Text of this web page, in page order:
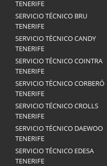
TENERIFE
SERVICIO TÉCNICO BRU
TENERIFE
SERVICIO TÉCNICO CANDY
TENERIFE
SERVICIO TÉCNICO COINTRA
TENERIFE
SERVICIO TÉCNICO CORBERÓ
TENERIFE
SERVICIO TÉCNICO CROLLS
TENERIFE
SERVICIO TÉCNICO DAEWOO
TENERIFE
SERVICIO TÉCNICO EDESA
TENERIFE